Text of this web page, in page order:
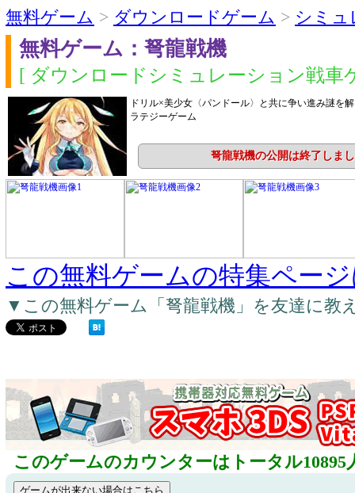
無料ゲーム > ダウンロードゲーム > シミュ
無料ゲーム：弩龍戦機
[ ダウンロードシミュレーション戦車
ドリル×美少女〈パンドール〉と共に争い進み謎を
ラテジーゲーム
弩龍戦機の公開は終了しま
この無料ゲームの特集ペー
▼この無料ゲーム「弩龍戦機」を友達に教
このゲームのカウンターはトータル10895